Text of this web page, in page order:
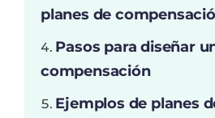
planes de
Pasos para diseñar
compensación
Ejemplos de planes